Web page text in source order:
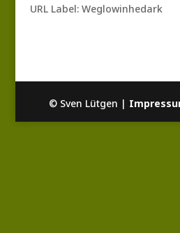
URL Label: Weglowinhedark
© Sven Lütgen |